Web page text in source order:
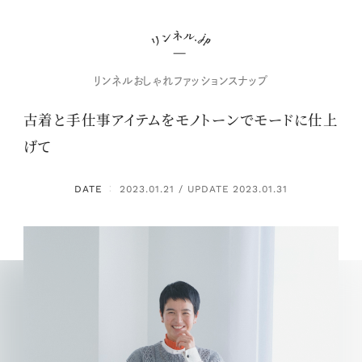
リンネルおしゃれファッションスナップ
古着と手仕事アイテムをモノトーンでモードに仕上
げて
DATE ： 2023.01.21 / UPDATE 2023.01.31